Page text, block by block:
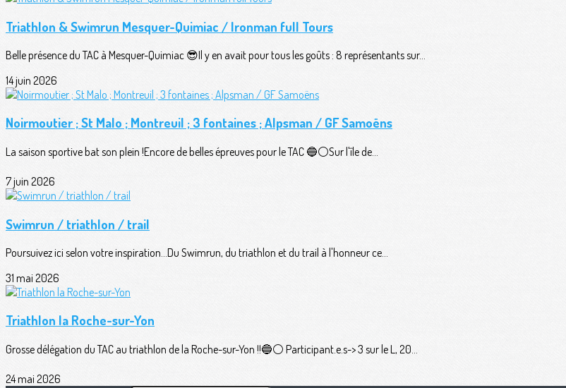
Triathlon & Swimrun Mesquer-Quimiac / Ironman full Tours
Belle présence du TAC à Mesquer-Quimiac 😎Il y en avait pour tous les goûts : 8 représentants sur...
14 juin 2026
Noirmoutier ; St Malo ; Montreuil ; 3 fontaines ; Alpsman / GF Samoëns
La saison sportive bat son plein !Encore de belles épreuves pour le TAC 🔵⚪️Sur l'île de...
7 juin 2026
Swimrun / triathlon / trail
Poursuivez ici selon votre inspiration...Du Swimrun, du triathlon et du trail à l'honneur ce...
31 mai 2026
Triathlon la Roche-sur-Yon
Grosse délégation du TAC au triathlon de la Roche-sur-Yon !!🔵⚪️ Participant.e.s-> 3 sur le L, 20...
24 mai 2026